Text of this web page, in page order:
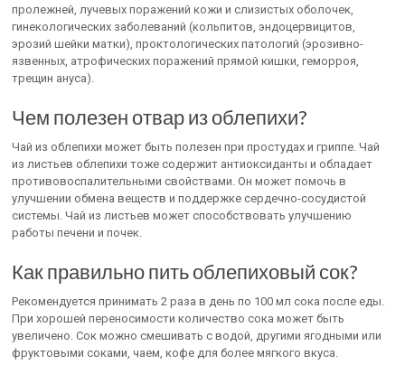
пролежней, лучевых поражений кожи и слизистых оболочек,
гинекологических заболеваний (кольпитов, эндоцервицитов,
эрозий шейки матки), проктологических патологий (эрозивно-
язвенных, атрофических поражений прямой кишки, геморроя,
трещин ануса).
Чем полезен отвар из облепихи?
Чай из облепихи может быть полезен при простудах и гриппе. Чай
из листьев облепихи тоже содержит антиоксиданты и обладает
противовоспалительными свойствами. Он может помочь в
улучшении обмена веществ и поддержке сердечно-сосудистой
системы. Чай из листьев может способствовать улучшению
работы печени и почек.
Как правильно пить облепиховый сок?
Рекомендуется принимать 2 раза в день по 100 мл сока после еды.
При хорошей переносимости количество сока может быть
увеличено. Сок можно смешивать с водой, другими ягодными или
фруктовыми соками, чаем, кофе для более мягкого вкуса.